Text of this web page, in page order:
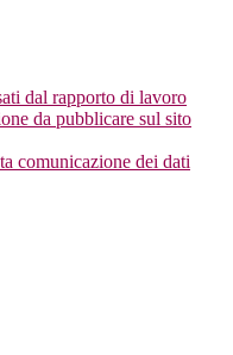
dal rapporto di lavoro
da pubblicare sul sito
comunicazione dei dati